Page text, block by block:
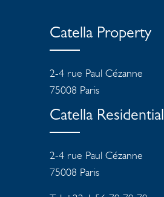
Catella Property
2-4 rue Paul Cézanne
75008 Paris
Catella Residential
2-4 rue Paul Cézanne
75008 Paris